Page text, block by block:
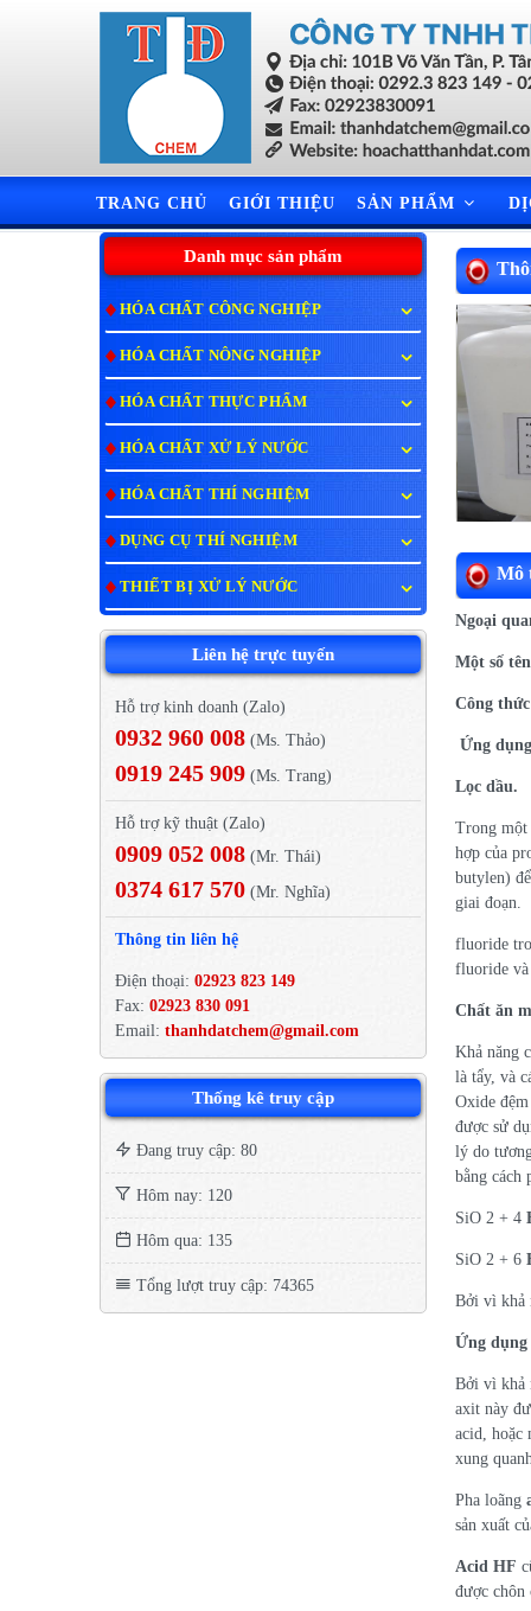
TRANG CHỦ GIỚI THIỆU SẢN PHẨM
Danh mục sản phẩm
HÓA CHẤT CÔNG NGHIỆP
HÓA CHẤT NÔNG NGHIỆP
HÓA CHẤT THỰC PHẨM
HÓA CHẤT XỬ LÝ NƯỚC
HÓA CHẤT THÍ NGHIỆM
DỤNG CỤ THÍ NGHIỆM
THIẾT BỊ XỬ LÝ NƯỚC
Liên hệ trực tuyến
Hỗ trợ kinh doanh (Zalo)
0932 960 008 (Ms. Thảo)
0919 245 909 (Ms. Trang)
Hỗ trợ kỹ thuật (Zalo)
0909 052 008 (Mr. Thái)
0374 617 570 (Mr. Nghĩa)
Thông tin liên hệ
Điện thoại: 02923 823 149
Fax: 02923 830 091
Email: thanhdatchem@gmail.com
Thống kê truy cập
Đang truy cập: 80
Hôm nay: 120
Hôm qua: 135
Tổng lượt truy cập: 74365
Mô
Ngoại
Một số
Công
Ứng dụng
Lọc dầu.
Trong một
hợp của
butylen)
giai đoạn.
fluoride
fluoride
Chất ăn
Khả năng
là tẩy, và
Oxide
được sử
lý do
bằng cách
SiO 2 + 4
SiO 2 + 6
Bởi vì khả
Ứng dụng
Bởi vì khả
axit này
acid, hoặc
xung
Pha loãng
sản xuất
Acid HF
được chôn